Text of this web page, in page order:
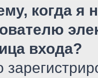
когда я
входа?